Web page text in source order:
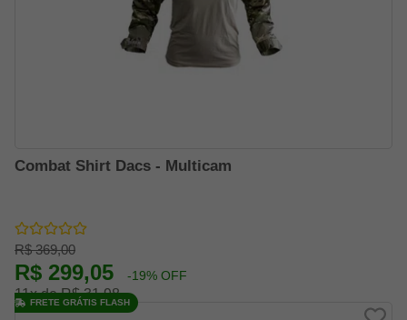
Combat Shirt Dacs - Multicam
R$ 369,00
R$ 299,05 -19% OFF
11x de R$ 31,98
FRETE GRÁTIS FLASH